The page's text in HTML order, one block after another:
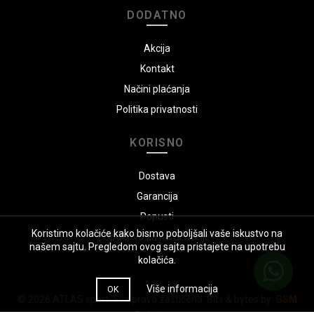
DODATNO
Akcija
Kontakt
Načini plaćanja
Politika privatnosti
KORISNO
Dostava
Garancija
Popusti
Uputstvo za naručivanje
ATLAS sport. Sva prava zaštićena. Bits & bytes by: GSM
Koristimo kolačiće kako bismo poboljšali vaše iskustvo na
našem sajtu. Pregledom ovog sajta pristajete na upotrebu
kolačića.
OK Više informacija